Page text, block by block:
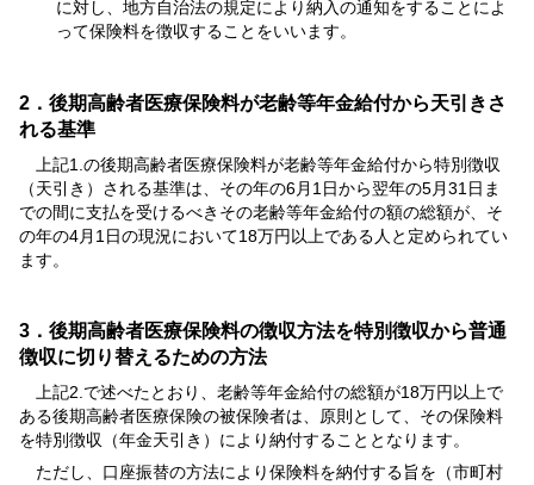
に対し、地方自治法の規定により納入の通知をすることによ
って保険料を徴収することをいいます。
2．後期高齢者医療保険料が老齢等年金給付から天引きさ
れる基準
上記1.の後期高齢者医療保険料が老齢等年金給付から特別徴収
（天引き）される基準は、その年の6月1日から翌年の5月31日ま
での間に支払を受けるべきその老齢等年金給付の額の総額が、そ
の年の4月1日の現況において18万円以上である人と定められてい
ます。
3．後期高齢者医療保険料の徴収方法を特別徴収から普通
徴収に切り替えるための方法
上記2.で述べたとおり、老齢等年金給付の総額が18万円以上で
ある後期高齢者医療保険の被保険者は、原則として、その保険料
を特別徴収（年金天引き）により納付することとなります。
ただし、口座振替の方法により保険料を納付する旨を（市町村